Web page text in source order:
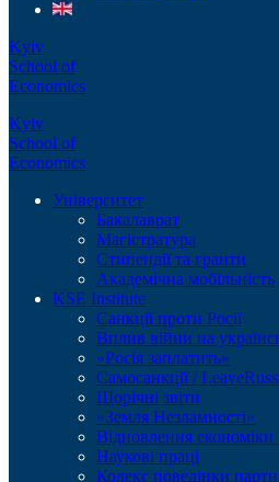
Kyiv
School of
Economics
Kyiv
School of
Economics
Університет
Бакалаврат
Магістратура
Стипендії та гранти
Академічна мобільність
KSE Institute
Санкції проти Росії
Вплив війни на
«Росія заплатить»
Самосанкції /
Щорічні звіти
«Земля Незламності»
Відновлення економіки
Наукові праці
Кодекс поведінки